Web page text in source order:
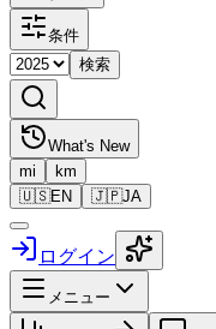
条件
検索
What's New
mi
km
🇺🇸EN 🇯🇵JA
ログイン
メニュー